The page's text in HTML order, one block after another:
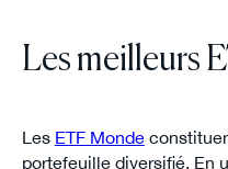
Les meilleurs
Les ETF Monde
portefeuille diversifié. En